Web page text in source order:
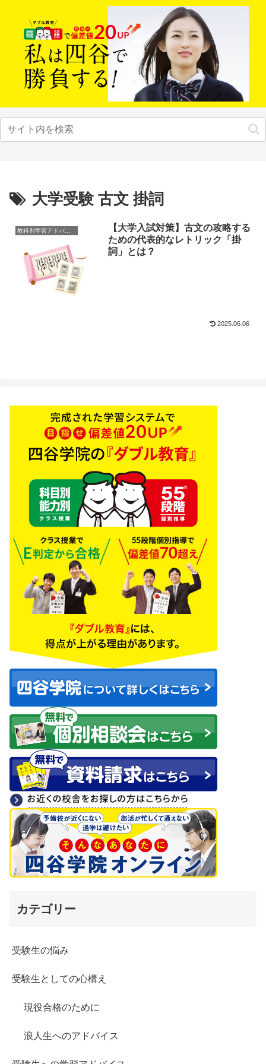
大学受験 古文 掛詞
教科別学習アドバイス
【大学入試対策】古文の攻略する
ための代表的なレトリック「掛
詞」とは？
2025.06.06
カテゴリー
受験生の悩み
受験生としての心構え
現役合格のために
浪人生へのアドバイス